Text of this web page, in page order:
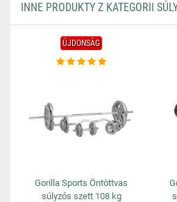
INNE PRODUKTY Z KATEGORII
ÚJDONSÁG
Gorilla Sports Öntöttvas
súlyzós szett 108 kg